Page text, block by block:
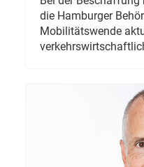
die Hamburger
Mobilitätswende